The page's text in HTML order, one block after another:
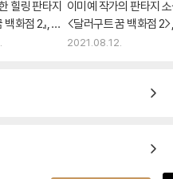
.
를 주목하라
심 기술인 반도체 시장을 들여다
로 성장 가능성이 무궁무진한 ‘비
절대강자는 누구일지 조목조목
힐링 판타지
백화점 2』, 3
이미예 작가의 판타지
<달러구트 꿈 백화점
주 연속 1위
2021.08.12.